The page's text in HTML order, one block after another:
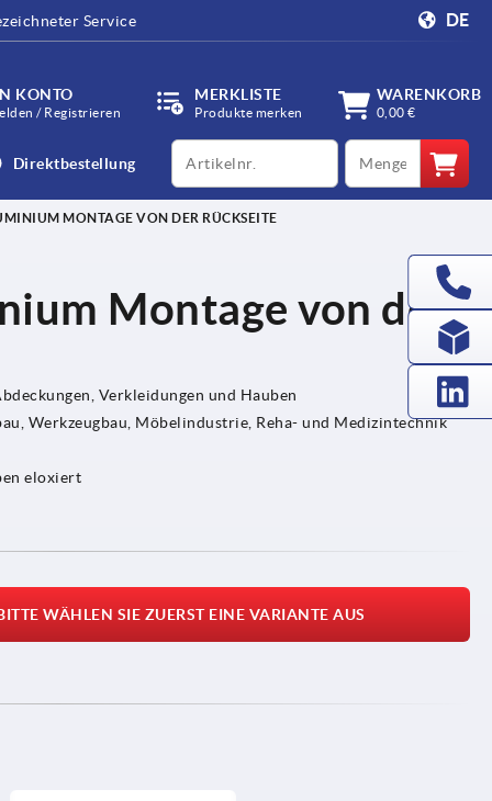
Service DE
KONTO
/ Registrieren
MERKLISTE
Produkte merken
WARENKORB
0,00 €
Direktbestellung
productCode qty
MONTAGE VON DER RÜCKSEITE
Montage von der
Verkleidungen und Hauben
Werkzeugbau, Möbelindustrie, Reha- und Medizintechnik
eloxiert
WÄHLEN SIE ZUERST EINE VARIANTE AUS